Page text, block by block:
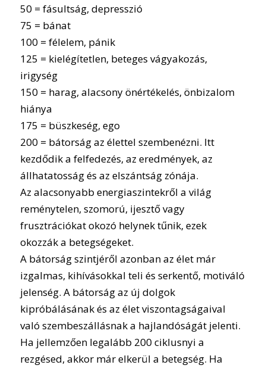
50 = fásultság, depresszió
75 = bánat
100 = félelem, pánik
125 = kielégítetlen, beteges vágyakozás,
irigység
150 = harag, alacsony önértékelés, önbizalom
hiánya
175 = büszkeség, ego
200 = bátorság az élettel szembenézni. Itt
kezdődik a felfedezés, az eredmények, az
állhatatosság és az elszántság zónája.
Az alacsonyabb energiaszintekről a világ
reménytelen, szomorú, ijesztő vagy
frusztrációkat okozó helynek tűnik, ezek
okozzák a betegségeket.
A bátorság szintjéről azonban az élet már
izgalmas, kihívásokkal teli és serkentő, motiváló
jelenség. A bátorság az új dolgok
kipróbálásának és az élet viszontagságaival
való szembeszállásnak a hajlandóságát jelenti.
Ha jellemzően legalább 200 ciklusnyi a
rezgésed, akkor már elkerül a betegség. Ha